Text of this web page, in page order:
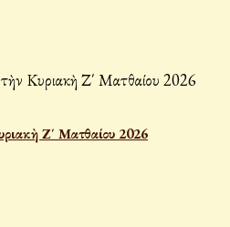
Ζ΄ Ματθαίου 2026